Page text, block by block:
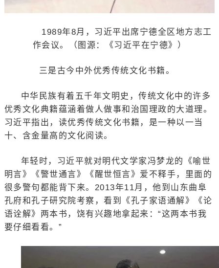
1989年8月，习近平出席宁德全区地方志工
作会议。（图源：《习近平在宁德》）
三是古今中外优秀传统文化书籍。
中华民族有着五千年文明史，传统文化中的许多
优秀文化典籍蕴涵着做人做事和治国理政的大道理。
习近平指出，读优秀传统文化书籍，是一种以一当
十、含金量高的文化阅读。
年轻时，习近平就对明代文学家冯梦龙的《喻世
明言》《警世通言》《醒世恒言》爱不释手，里面的
很多警句都能背下来。2013年11月，他到山东曲阜
孔府和孔子研究院考察，看到《孔子家语通解》《论
语诠解》两本书，饶有兴趣地拿起来：“这两本书我
要仔细看看。”